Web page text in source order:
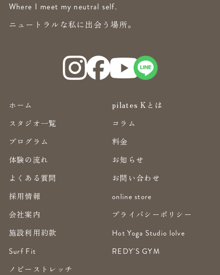
Where I meet my neutral self.
ニュートラルな私に出会う場所。
ホーム
pilates Kとは
スタジオ一覧
コラム
プログラム
料金
体験の流れ
お知らせ
よくある質問
お問い合わせ
採用情報
online store
会社案内
プライバシーポリシー
施設利用約款
Hot Yoga Studio lolve
Surf Fit
REDY'S GYM
ノビーストレッチ